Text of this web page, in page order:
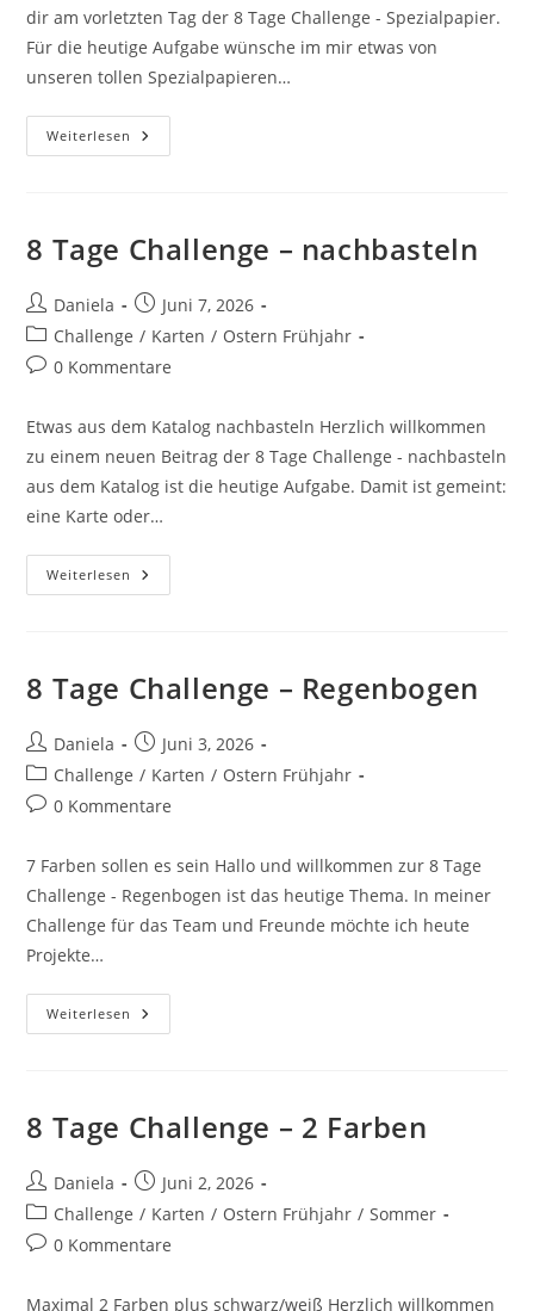
dir am vorletzten Tag der 8 Tage Challenge - Spezialpapier.
Für die heutige Aufgabe wünsche im mir etwas von
unseren tollen Spezialpapieren…
Weiterlesen
8 Tage Challenge – nachbasteln
Daniela
Juni 7, 2026
Challenge / Karten / Ostern Frühjahr
0 Kommentare
Etwas aus dem Katalog nachbasteln Herzlich willkommen
zu einem neuen Beitrag der 8 Tage Challenge - nachbasteln
aus dem Katalog ist die heutige Aufgabe. Damit ist gemeint:
eine Karte oder…
Weiterlesen
8 Tage Challenge – Regenbogen
Daniela
Juni 3, 2026
Challenge / Karten / Ostern Frühjahr
0 Kommentare
7 Farben sollen es sein Hallo und willkommen zur 8 Tage
Challenge - Regenbogen ist das heutige Thema. In meiner
Challenge für das Team und Freunde möchte ich heute
Projekte…
Weiterlesen
8 Tage Challenge – 2 Farben
Daniela
Juni 2, 2026
Challenge / Karten / Ostern Frühjahr / Sommer
0 Kommentare
Maximal 2 Farben plus schwarz/weiß Herzlich willkommen